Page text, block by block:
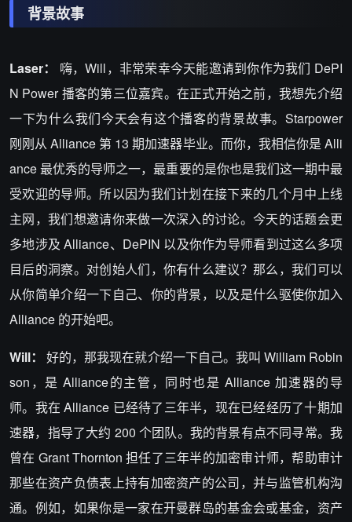
背景故事
Laser：
嗨，Will，非常荣幸今天能邀请到你作为我们 DePI
N Power 播客的第三位嘉宾。在正式开始之前，我想先介绍
一下为什么我们今天会有这个播客的背景故事。Starpower
刚刚从 Alliance 第 13 期加速器毕业。而你，我相信你是 Alli
ance 最优秀的导师之一，最重要的是你也是我们这一期中最
受欢迎的导师。所以因为我们计划在接下来的几个月中上线
主网，我们想邀请你来做一次深入的讨论。今天的话题会更
多地涉及 Alliance、DePIN 以及你作为导师看到过这么多项
目后的洞察。对创始人们，你有什么建议？那么，我们可以
从你简单介绍一下自己、你的背景，以及是什么驱使你加入
Alliance 的开始吧。
Will：好的，那我现在就介绍一下自己。我叫 William Robin
son，是 Alliance的主管，同时也是 Alliance 加速器的导
师。我在 Alliance 已经待了三年半，现在已经经历了十期加
速器，指导了大约 200 个团队。我的背景有点不同寻常。我
曾在 Grant Thornton 担任了三年半的加密审计师，帮助审计
那些在资产负债表上持有加密资产的公司，并与监管机构沟
通。例如，如果你是一家在开曼群岛的基金会或基金，资产